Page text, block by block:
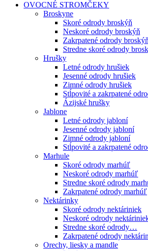
OVOCNÉ STROMČEKY
Broskyne
Skoré odrody broskýň
Neskoré odrody broskýň
Zakrpatené odrody broskýň
Stredne skoré odrody
Hrušky
Letné odrody hrušiek
Jesenné odrody hrušiek
Zimné odrody hrušiek
Stĺpovité a zakrpatené
Ázijské hrušky
Jablone
Letné odrody jabloní
Jesenné odrody jabloní
Zimné odrody jabloní
Stĺpovité a zakrpatené
Marhule
Skoré odrody marhúľ
Neskoré odrody marhúľ
Stredne skoré odrody
Zakrpatené odrody marhúľ
Nektárinky
Skoré odrody nektáriniek
Neskoré odrody
Stredne skoré odrody…
Zakrpatené odrody
Orechy, liesky a mandle